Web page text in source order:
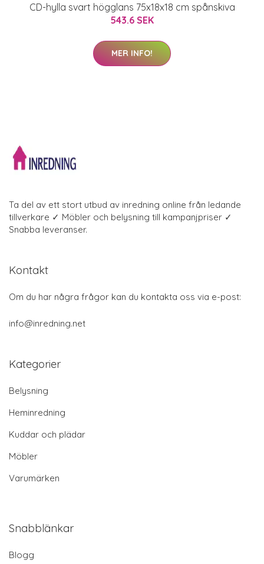
CD-hylla svart högglans 75x18x18 cm spånskiva
543.6 SEK
MER INFO!
Ta del av ett stort utbud av inredning online från ledande
tillverkare ✓ Möbler och belysning till kampanjpriser ✓
Snabba leveranser.
Kontakt
Om du har några frågor kan du kontakta oss via e-post:
info@inredning.net
Kategorier
Belysning
Heminredning
Kuddar och plädar
Möbler
Varumärken
Snabblänkar
Blogg